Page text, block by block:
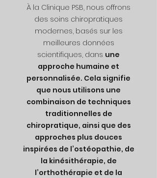
À la Clinique PSB, nous offrons
des soins chiropratiques
modernes, basés sur les
meilleures données
scientifiques, dans une
approche humaine et
personnalisée. Cela signifie
que nous utilisons une
combinaison de techniques
traditionnelles de
chiropratique, ainsi que des
approches plus douces
inspirées de l’ostéopathie, de
la kinésithérapie, de
l’orthothérapie et de la